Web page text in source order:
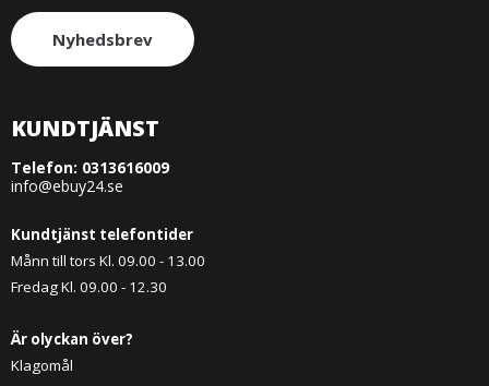
Nyhedsbrev
KUNDTJÄNST
Telefon: 0313616009
info@ebuy24.se
Kundtjänst telefontider
Månn till tors Kl. 09.00 - 13.00
Fredag Kl. 09.00 - 12.30
Är olyckan över?
Klagomål